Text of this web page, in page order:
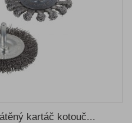
kartáč kotouč...